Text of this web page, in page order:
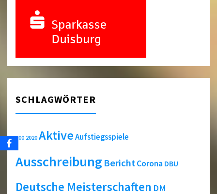
SCHLAGWÖRTER
300 2020 AktiveAufstiegsspiele
Ausschreibung BerichtCorona DBU
Deutsche Meisterschaften DM